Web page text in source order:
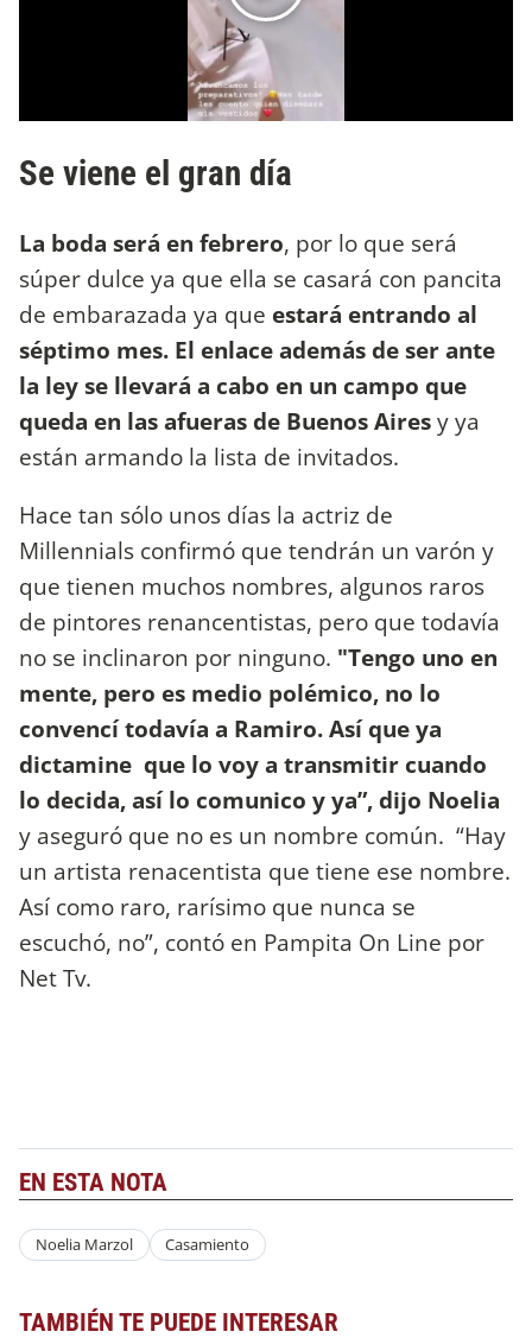
Se viene el gran día
La boda será en febrero, por lo que será
súper dulce ya que ella se casará con pancita
de embarazada ya que estará entrando al
séptimo mes. El enlace además de ser ante
la ley se llevará a cabo en un campo que
queda en las afueras de Buenos Airesy ya
están armando la lista de invitados.
Hace tan sólo unos días la actriz de
Millennials confirmó que tendrán un varón y
que tienen muchos nombres, algunos raros
de pintores renancentistas, pero que todavía
no se inclinaron por ninguno. "Tengo uno en
mente, pero es medio polémico, no lo
convencí todavía a Ramiro. Así que ya
dictamine que lo voy a transmitir cuando
lo decida, así lo comunico y ya”, dijo Noelia
y aseguró que no es un nombre común. “Hay
un artista renacentista que tiene ese nombre.
Así como raro, rarísimo que nunca se
escuchó, no”, contó en Pampita On Line por
Net Tv.
EN ESTA NOTA
Noelia Marzol Casamiento
TAMBIÉN TE PUEDE INTERESAR